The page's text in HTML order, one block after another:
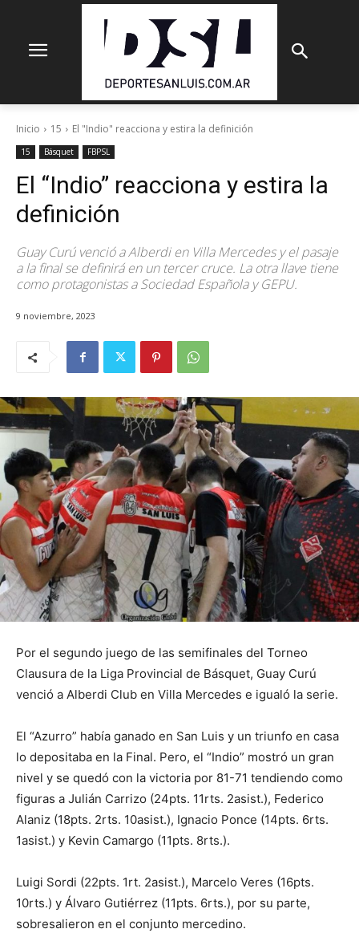
Inicio 15 El "Indio" reacciona y estira la definición
15 Básquet FBPSL
El “Indio” reacciona y estira la
definición
Guay Curú venció a Alberdi en Villa Mercedes y el pasaje
a la final se definirá en un tercer cruce. La otra llave tiene
como protagonistas a Sociedad Española y GEPU.
9 noviembre, 2023
Por el segundo juego de las semifinales del Torneo
Clausura de la Liga Provincial de Básquet, Guay Curú
venció a Alberdi Club en Villa Mercedes e igualó la serie.
El “Azurro” había ganado en San Luis y un triunfo en casa
lo depositaba en la Final. Pero, el “Indio” mostró un gran
nivel y se quedó con la victoria por 81-71 tendiendo como
figuras a Julián Carrizo (24pts. 11rts. 2asist.), Federico
Alaniz (18pts. 2rts. 10asist.), Ignacio Ponce (14pts. 6rts.
1asist.) y Kevin Camargo (11pts. 8rts.).
Luigi Sordi (22pts. 1rt. 2asist.), Marcelo Veres (16pts.
10rts.) y Álvaro Gutiérrez (11pts. 6rts.), por su parte,
sobresalieron en el conjunto mercedino.